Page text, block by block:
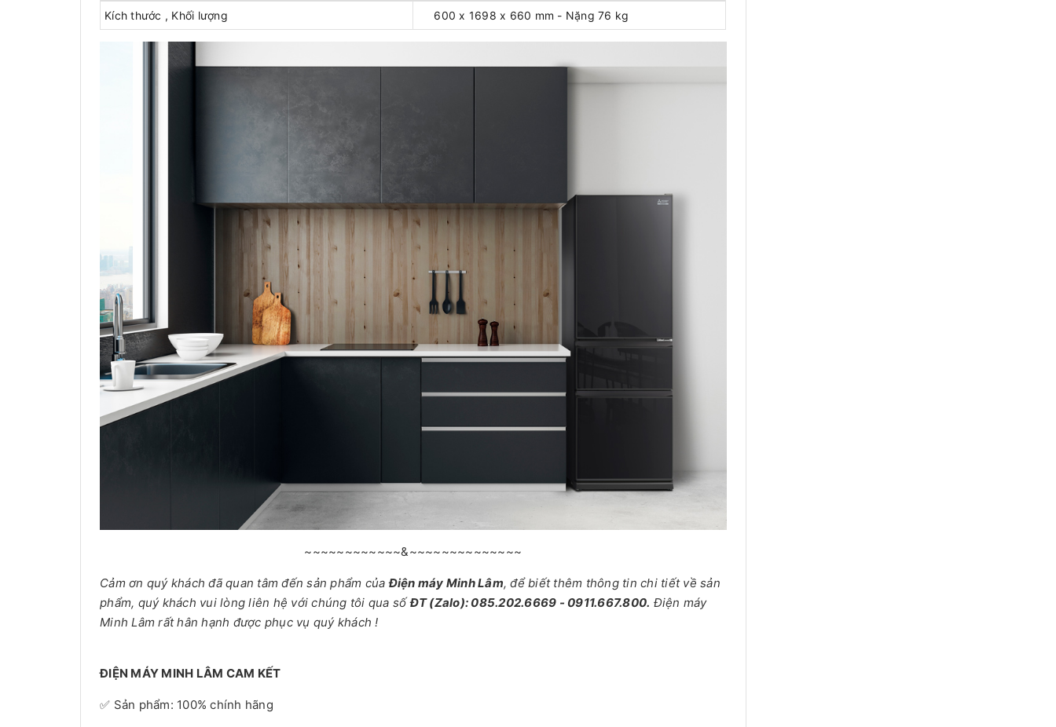
Kích thước , Khối lượng 600 x 1698 x 660 mm - Nặng 76 kg
~~~~~~~~~~~~&~~~~~~~~~~~~~~
Cảm ơn quý khách đã quan tâm đến sản phẩm củaĐiện máy Minh Lâm, để biết thêm thông tin chi tiết về sản
phẩm, quý khách vui lòng liên hệ với chúng tôi qua sốĐT (Zalo): 085.202.6669 - 0911.667.800. Điện máy
Minh Lâm rất hân hạnh được phục vụ quý khách !
ĐIỆN MÁY MINH LÂM CAM KẾT
✅ Sản phẩm: 100% chính hãng